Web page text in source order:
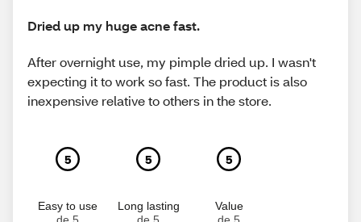
Dried up my huge acne fast.
After overnight use, my pimple dried up. I wasn't
expecting it to work so fast. The product is also
inexpensive relative to others in the store.
5
Easy to use
5
Long lasting
5
Value